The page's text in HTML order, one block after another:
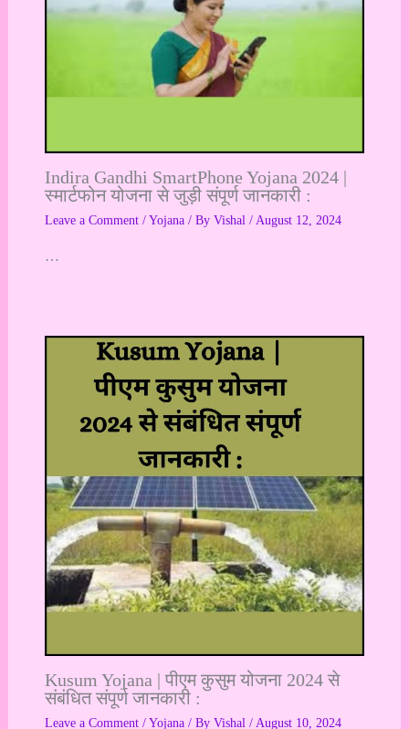
Indira Gandhi SmartPhone Yojana 2024 |
स्मार्टफोन योजना से जुड़ी संपूर्ण जानकारी :
Leave a Comment / Yojana/ By Vishal / August 12, 2024
…
Kusum Yojana | पीएम कुसुम योजना 2024 से
संबंधित संपूर्ण जानकारी :
Leave a Comment / Yojana/ By Vishal / August 10, 2024